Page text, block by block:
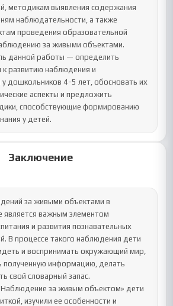
методикам выявления содержания
наблюдательности, а также
проведения образовательной
за живыми объектами.
данной работы — определить
развитию наблюдения и
дошкольников 4-5 лет, обосновать их
аспекты и предложить
способствующие формированию
у детей.
Заключение
за живыми объектами в
является важным элементом
и развития познавательных
В процессе такого наблюдения дети
и воспринимать окружающий мир,
полученную информацию, делать
свой словарный запас.
за живым объектом» дети
изучили ее особенности и